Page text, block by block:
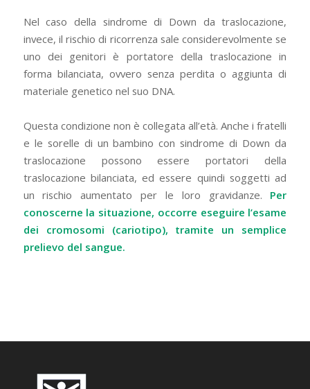
Nel caso della sindrome di Down da traslocazione,
invece, il rischio di ricorrenza sale considerevolmente se
uno dei genitori è portatore della traslocazione in
forma bilanciata, ovvero senza perdita o aggiunta di
materiale genetico nel suo DNA.
Questa condizione non è collegata all’età. Anche i fratelli
e le sorelle di un bambino con sindrome di Down da
traslocazione possono essere portatori della
traslocazione bilanciata, ed essere quindi soggetti ad
un rischio aumentato per le loro gravidanze. Per
conoscerne la situazione, occorre eseguire l’esame
dei cromosomi (cariotipo), tramite un semplice
prelievo del sangue.